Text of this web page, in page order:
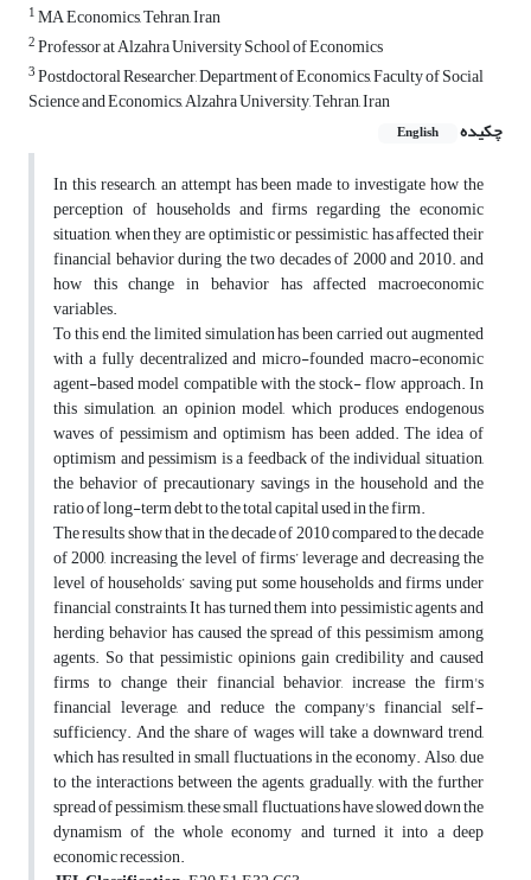
1MA Economics, Tehran, Iran
2Professor at Alzahra University School of Economics
3Postdoctoral Researcher, Department of Economics, Faculty of Social
Science and Economics, Alzahra University, Tehran, Iran
چکیده
English
In this research, an attempt has been made to investigate how the
perception of households and firms regarding the economic
situation, when they are optimistic or pessimistic, has affected their
financial behavior during the two decades of 2000 and 2010. and
how this change in behavior has affected macroeconomic
variables.
To this end, the limited simulation has been carried out augmented
with a fully decentralized and micro-founded macro-economic
agent-based model compatible with the stock- flow approach. In
this simulation, an opinion model, which produces endogenous
waves of pessimism and optimism has been added. The idea of
optimism and pessimism is a feedback of the individual situation,
the behavior of precautionary savings in the household and the
ratio of long-term debt to the total capital used in the firm.
The results show that in the decade of 2010 compared to the decade
of 2000, increasing the level of firms’ leverage and decreasing the
level of households’ saving put some households and firms under
financial constraints, It has turned them into pessimistic agents and
herding behavior has caused the spread of this pessimism among
agents. So that pessimistic opinions gain credibility and caused
firms to change their financial behavior, increase the firm's
financial leverage, and reduce the company's financial self-
sufficiency. And the share of wages will take a downward trend,
which has resulted in small fluctuations in the economy. Also, due
to the interactions between the agents, gradually, with the further
spread of pessimism, these small fluctuations have slowed down the
dynamism of the whole economy and turned it into a deep
economic recession.